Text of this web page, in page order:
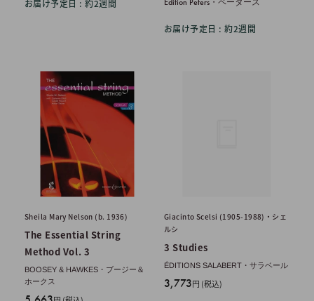
お届け予定日 : 約2週間
お届け予定日 : 約2週間
Sheila Mary Nelson (b. 1936)
The Essential String
Method Vol. 3
BOOSEY & HAWKES・ブージー＆
ホークス
Giacinto Scelsi (1905-1988)・シェ
ルシ
3 Studies
ÉDITIONS SALABERT・サラベール
販
3,773円 (税込)